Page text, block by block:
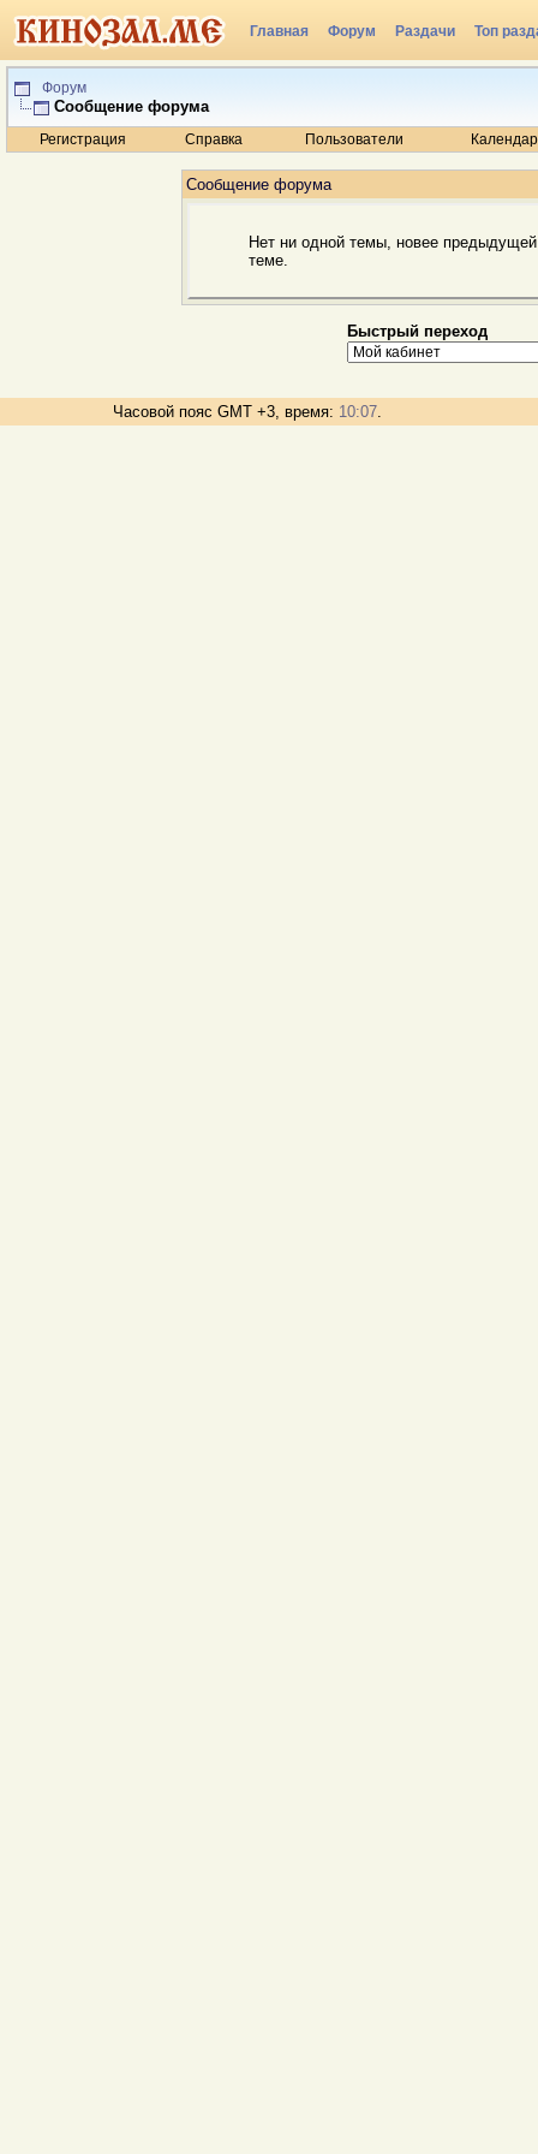
Главная Форум Раздачи Топ
Радио
Форум
Сообщение форума
Регистрация Справка Пользователи
Сообщение форума
Нет ни одной темы, новее
теме.
Быстрый переход
Часовой пояс GMT +3, время: 10:07.